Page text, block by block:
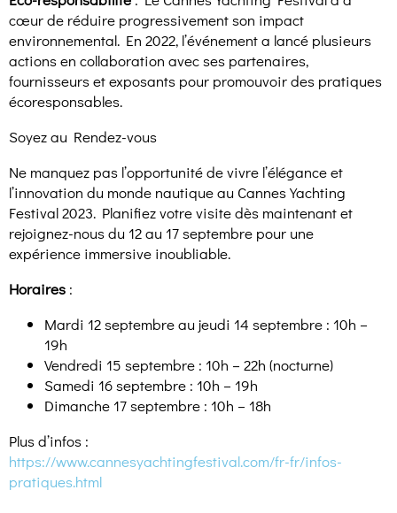
cœur de réduire progressivement son impact
environnemental. En 2022, l’événement a lancé plusieurs
actions en collaboration avec ses partenaires,
fournisseurs et exposants pour promouvoir des pratiques
écoresponsables.
Soyez au Rendez-vous
Ne manquez pas l’opportunité de vivre l’élégance et
l’innovation du monde nautique au Cannes Yachting
Festival 2023. Planifiez votre visite dès maintenant et
rejoignez-nous du 12 au 17 septembre pour une
expérience immersive inoubliable.
Horaires :
Mardi 12 septembre au jeudi 14 septembre : 10h –
19h
Vendredi 15 septembre : 10h – 22h (nocturne)
Samedi 16 septembre : 10h – 19h
Dimanche 17 septembre : 10h – 18h
Plus d’infos :
https://www.cannesyachtingfestival.com/fr-fr/infos-
pratiques.html